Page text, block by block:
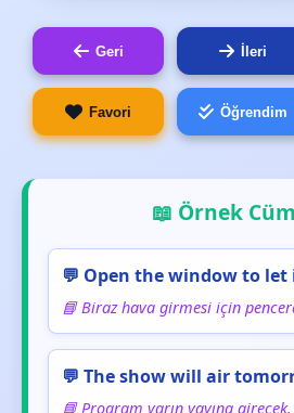
Geri İleri
Favori Öğrendim
📖 Örnek
💬 Open the window to let
📘 Biraz hava girmesi için
💬 The show will air
📘 Program yarın yayına girecek.